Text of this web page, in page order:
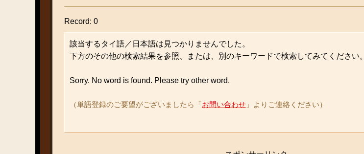
Record: 0
該当するタイ語／日本語は見つかりませんでした。
下方のその他の検索結果を参照、または、別のキーワードで検索してみてください。
Sorry. No word is found. Please try other word.
（単語登録のご要望がございましたら「お問い合わせ 」よりご連絡ください）